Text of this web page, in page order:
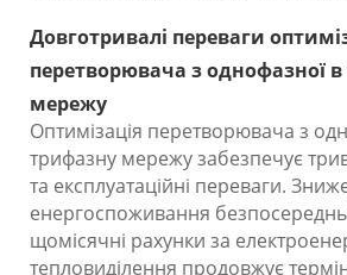
Довготривалі переваги
перетворювача з однофазної
мережу
Оптимізація перетворювача з
трифазну мережу забезпечує
та експлуатаційні переваги.
енергоспоживання
щомісячні рахунки за
тепловиділення продовжує